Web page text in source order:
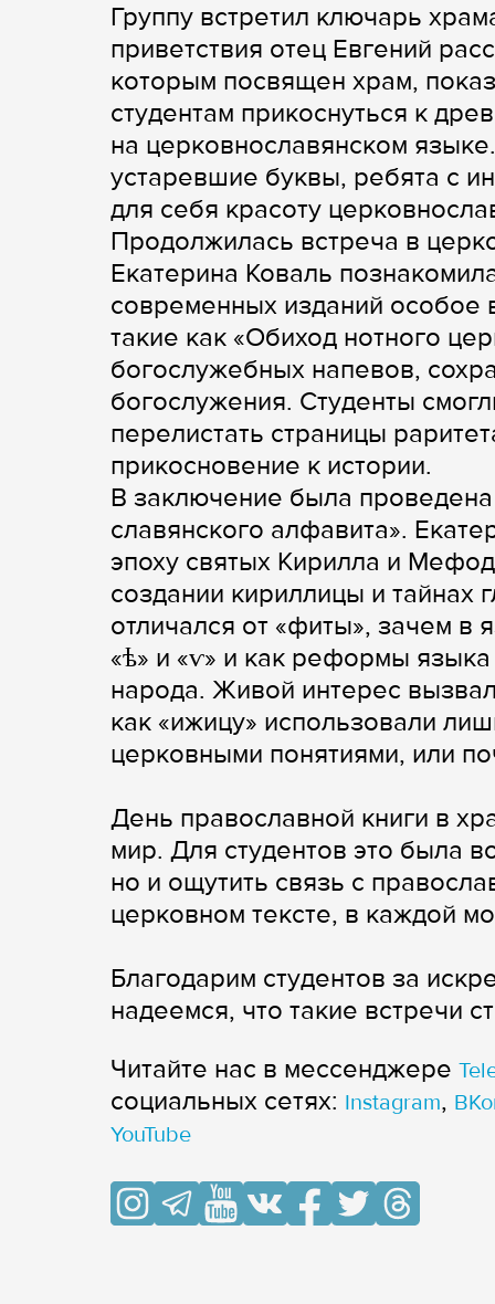
Группу встретил ключарь
приветствия отец Евгений
которым посвящен храм,
студентам прикоснуться к
на церковнославянском
устаревшие буквы, ребята с
для себя красоту
Продолжилась встреча в
Екатерина Коваль
современных изданий особое
такие как «Обиход нотного
богослужебных напевов,
богослужения. Студенты
перелистать страницы
прикосновение к истории.
В заключение была
славянского алфавита».
эпоху святых Кирилла и
создании кириллицы и тайнах
отличался от «фиты», зачем
«ѣ» и «ѵ» и как реформы
народа. Живой интерес
как «ижицу» использовали
церковными понятиями, или
День православной книги в
мир. Для студентов это была
но и ощутить связь с
церковном тексте, в каждой
Благодарим студентов за
надеемся, что такие встречи
Читайте нас в мессенджере
cоциальных сетях: Instagram,
YouTube